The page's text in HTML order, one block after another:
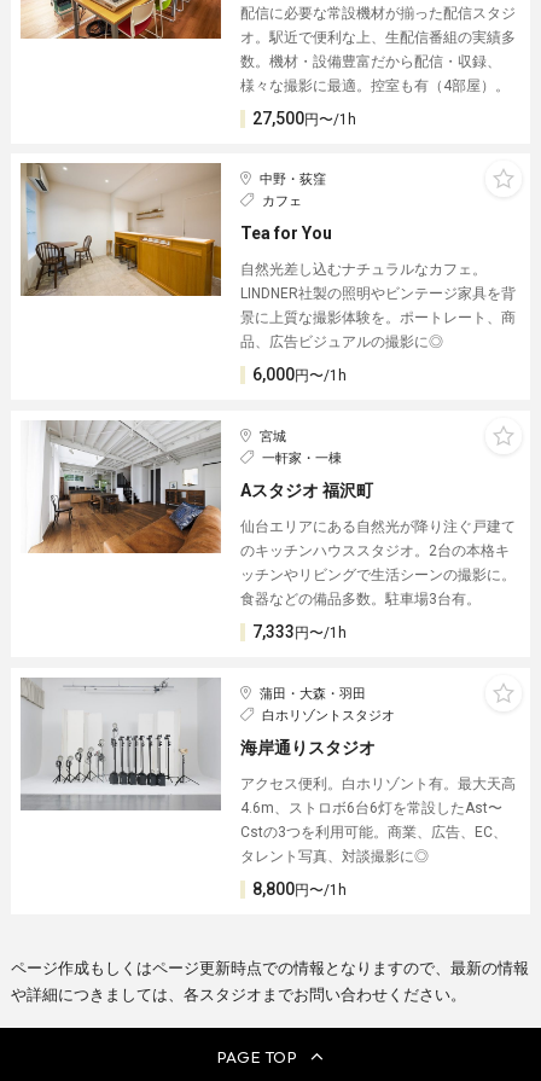
配信に必要な常設機材が揃った配信スタジ
オ。駅近で便利な上、生配信番組の実績多
数。機材・設備豊富だから配信・収録、
様々な撮影に最適。控室も有（4部屋）。
27,500円〜/1h
中野・荻窪
カフェ
Tea for You
自然光差し込むナチュラルなカフェ。
LINDNER社製の照明やビンテージ家具を背
景に上質な撮影体験を。ポートレート、商
品、広告ビジュアルの撮影に◎
6,000円〜/1h
宮城
一軒家・一棟
Aスタジオ 福沢町
仙台エリアにある自然光が降り注ぐ戸建て
のキッチンハウススタジオ。2台の本格キ
ッチンやリビングで生活シーンの撮影に。
食器などの備品多数。駐車場3台有。
7,333 円〜/1h
蒲田・大森・羽田
白ホリゾントスタジオ
海岸通りスタジオ
アクセス便利。白ホリゾント有。最大天高
4.6m、ストロボ6台6灯を常設したAst〜
Cstの3つを利用可能。商業、広告、EC、
タレント写真、対談撮影に◎
8,800円〜/1h
ページ作成もしくはページ更新時点での情報となりますので、最新の情報
や詳細につきましては、各スタジオまでお問い合わせください。
PAGE TOP